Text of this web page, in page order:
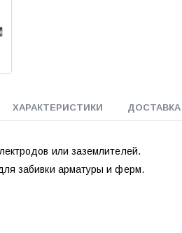
ХАРАКТЕРИСТИКИ
или заземлителей.
забивки арматуры и ферм.